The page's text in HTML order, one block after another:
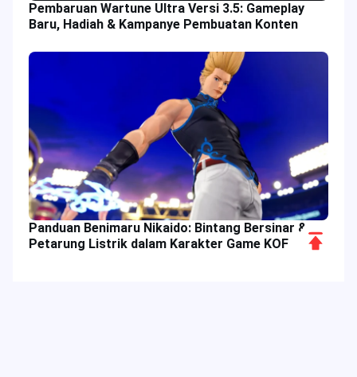
Pembaruan Wartune Ultra Versi 3.5: Gameplay
Baru, Hadiah & Kampanye Pembuatan Konten
Panduan Benimaru Nikaido: Bintang Bersinar &
Petarung Listrik dalam Karakter Game KOF
Scroll